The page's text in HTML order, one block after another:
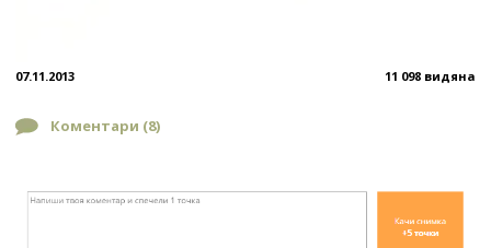
07.11.2013 11 098 видяна
Коментари (8)